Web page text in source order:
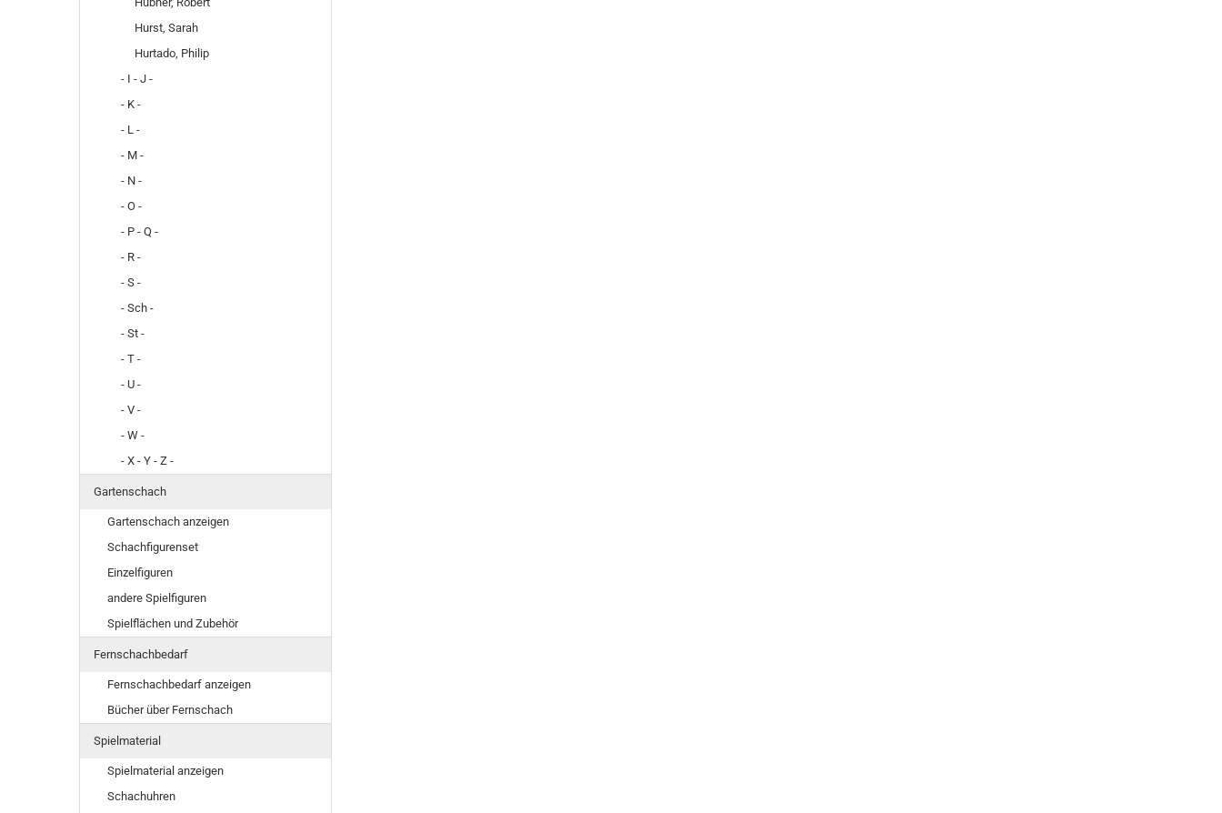
Hurst, Sarah
Hurtado, Philip
- I - J -
- K -
- L -
- M -
- N -
- O -
- P - Q -
- R -
- S -
- Sch -
- St -
- T -
- U -
- V -
- W -
- X - Y - Z -
Gartenschach
Gartenschach anzeigen
Schachfigurenset
Einzelfiguren
andere Spielfiguren
Spielflächen und Zubehör
Fernschachbedarf
Fernschachbedarf anzeigen
Bücher über Fernschach
Spielmaterial
Spielmaterial anzeigen
Schachuhren